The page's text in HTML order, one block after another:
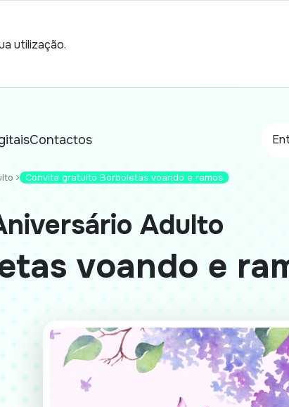
utilização.
Contactos
Convite gratuito Borboletas voando e ramos
Adulto
voando e